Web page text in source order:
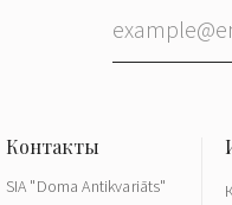
SIA "Doma Antikvariāts"